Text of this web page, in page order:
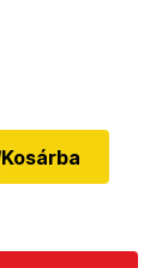
Kosárba